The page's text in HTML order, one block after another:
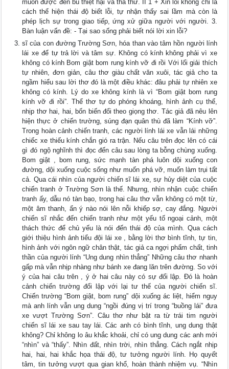
muốn được đền bù thiệt hại và tha thứ. II 1 + Xin lỗi không chỉ là
cách thể hiện thái độ biết lỗi, tự nhận thấy sai lầm mà còn là
phép lịch sự trong giao tiếp, ứng xử giữa người với người. 3.
Bàn luận vấn đề: - Tại sao sống phải biết nói lời xin lỗi?
sĩ của con đường Trường Sơn, hóa than vào tâm hồn người lính
lái xe để tự trả lời và tâm sự. Không có kính không phải vì xe
không có kính Bom giật bom rung kính vỡ đi rồi Với lối giải thích
tự nhiên, đơn giản, câu thơ giàu chất văn xuôi, tác giả cho ta
ngầm hiểu sau lời thơ đó là một điều khác: đâu phải tự nhiên xe
không có kính. Lý do xe không kính là vì “Bom giật bom rung
kính vỡ đi rồi”. Thể thơ tự do phóng khoáng, hình ảnh cụ thể,
nhịp thơ hai, hai, bốn biến đổi theo giọng thơ. Tác giả đã nêu lên
hiện thực ở chiến trường, súng đạn quân thù đã làm “Kính vỡ”.
Trong hoàn cảnh chiến tranh, các người lính lái xe vẫn lái những
chiếc xe thiếu kính chắn gió ra trận. Nếu câu trên đọc lên có cái
gì đó ngộ nghĩnh thì đọc đến câu sau lòng ta bỗng chùng xuống.
Bom giật , bom rung, sức mạnh tàn phá luôn dội xuống con
đường, dội xuống cuộc sống như muốn phá vỡ, muốn làm trụi tất
cả. Qua cái nhìn của người chiến sĩ lái xe, sự hủy diệt của cuộc
chiến tranh ở Trường Sơn là thế. Nhưng, nhìn nhận cuộc chiến
tranh ấy, dẫu nó tàn bạo, trong hai câu thơ vẫn không có một từ,
một âm thanh, ẩn ý nào nói lên nỗi khiếp sợ, cay đắng. Người
chiến sĩ nhắc đến chiến tranh như một yếu tố ngoại cảnh, một
thách thức để chủ yếu là nói đến thái độ của mình. Qua cách
giới thiệu hình ảnh tiểu đội lái xe , bằng lời thơ bình tĩnh, tự tin,
hình ảnh với ngôn ngữ chân thật, tác giả ca ngợi phẩm chất, tinh
thần của người lính “Ung dung nhìn thẳng” Những câu thơ nhanh
gấp mà vẫn nhịp nhàng như bánh xe đang lăn trên đường. So với
ý của hai câu trên , ý ở hai câu này có sự đối lập. Đó là hoàn
cảnh chiến trường đối lập với lại tư thế của người chiến sĩ.
Chiến trường “Bom giật, bom rung” dội xuống ác liệt, hiểm nguy
mà anh lính vẫn ung dung “ngồi đúng vị trí trong “buồng lái” đưa
xe vượt Trường Sơn”. Câu thơ như bật ra từ trái tim người
chiến sĩ lái xe sau tay lái. Các anh có bình tĩnh, ung dung thật
không? Chỉ không lo âu khắc khoải, chỉ có ung dung các anh mới
“nhìn” và “thấy”. Nhìn đất, nhìn trời, nhìn thẳng. Cách ngắt nhịp
hai, hai, hai khắc họa thái độ, tư tưởng người lính. Họ quyết
tâm, tin tưởng vượt qua gian khổ, hoàn thành nhiệm vụ. “Nhìn